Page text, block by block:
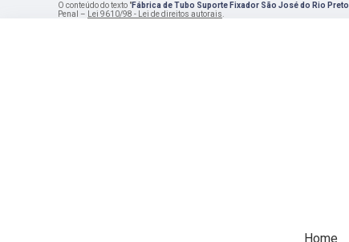
O conteúdo do texto "Fábrica de Tubo Suporte Fixador São José do Rio Preto
Penal – Lei 9610/98 - Lei de direitos autorais.
Home